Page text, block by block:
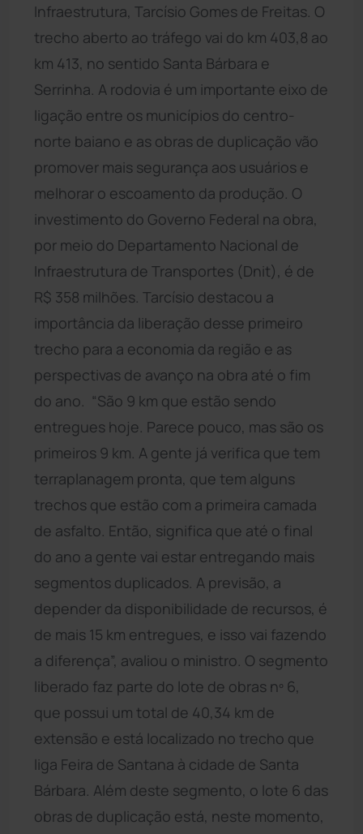
Infraestrutura, Tarcísio Gomes de Freitas. O
trecho aberto ao tráfego vai do km 403,8 ao
km 413, no sentido Santa Bárbara e
Serrinha. A rodovia é um importante eixo de
ligação entre os municípios do centro-
norte baiano e as obras de duplicação vão
promover mais segurança aos usuários e
melhorar o escoamento da produção. O
investimento do Governo Federal na obra,
por meio do Departamento Nacional de
Infraestrutura de Transportes (Dnit), é de
R$ 358 milhões. Tarcísio destacou a
importância da liberação desse primeiro
trecho para a economia da região e as
perspectivas de avanço na obra até o fim
do ano. “São 9 km que estão sendo
entregues hoje. Parece pouco, mas são os
primeiros 9 km. A gente já verifica que tem
terraplanagem pronta, que tem alguns
trechos que estão com a primeira camada
de asfalto. Então, significa que até o final
do ano a gente vai estar entregando mais
segmentos duplicados. A previsão, a
depender da disponibilidade de recursos, é
de mais 15 km entregues, e isso vai fazendo
a diferença”, avaliou o ministro. O segmento
liberado faz parte do lote de obras nº 6,
que possui um total de 40,34 km de
extensão e está localizado no trecho que
liga Feira de Santana à cidade de Santa
Bárbara. Além deste segmento, o lote 6 das
obras de duplicação está, neste momento,